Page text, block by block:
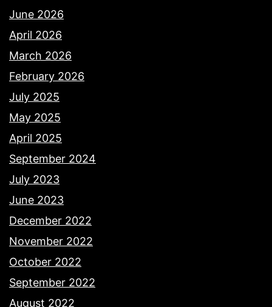
June 2026
April 2026
March 2026
February 2026
July 2025
May 2025
April 2025
September 2024
July 2023
June 2023
December 2022
November 2022
October 2022
September 2022
August 2022